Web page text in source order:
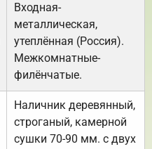
Входная-
металлическая,
утеплённая (Россия).
Межкомнатные-
филёнчатые.
Наличник деревянный,
строганый, камерной
сушки 70-90 мм. с двух